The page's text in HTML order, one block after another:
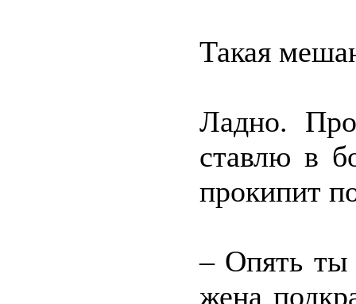
Такая
Ладно.
ставлю в
прокипит
– Опять ты
жена